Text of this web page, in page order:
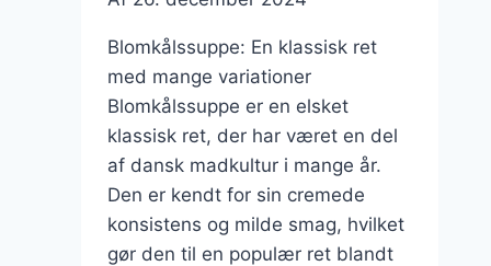
Blomkålssuppe: En klassisk ret
med mange variationer
Blomkålssuppe er en elsket
klassisk ret, der har været en del
af dansk madkultur i mange år.
Den er kendt for sin cremede
konsistens og milde smag, hvilket
gør den til en populær ret blandt